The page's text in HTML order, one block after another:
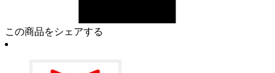
この商品をシェアする